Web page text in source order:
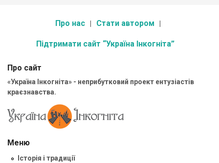
Про нас Стати автором
Підтримати сайт “Україна Інкогніта”
Про сайт
«Україна Інкогніта» - неприбутковий проект ентузіастів
краєзнавства.
Меню
Історія і традиції